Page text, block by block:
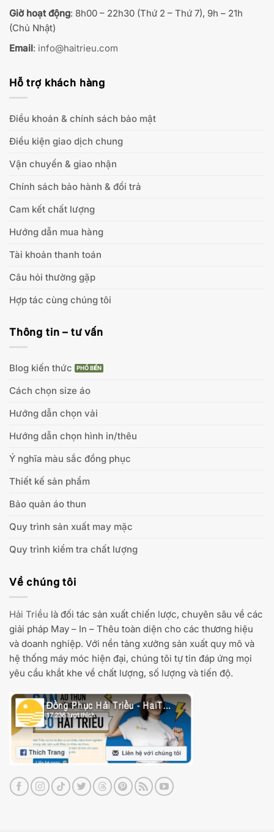
Giờ hoạt động: 8h00 – 22h30 (Thứ 2 – Thứ 7), 9h – 21h
(Chủ Nhật)
Email: info@haitrieu.com
Hỗ trợ khách hàng
Điều khoản & chính sách bảo mật
Điều kiện giao dịch chung
Vận chuyển & giao nhận
Chính sách bảo hành & đổi trả
Cam kết chất lượng
Hướng dẫn mua hàng
Tài khoản thanh toán
Câu hỏi thường gặp
Hợp tác cùng chúng tôi
Thông tin – tư vấn
Blog kiến thức
Cách chọn size áo
Hướng dẫn chọn vải
Hướng dẫn chọn hình in/thêu
Ý nghĩa màu sắc đồng phục
Thiết kế sản phẩm
Bảo quản áo thun
Quy trình sản xuất may mặc
Quy trình kiểm tra chất lượng
Về chúng tôi
Hải Triều là đối tác sản xuất chiến lược, chuyên sâu về các
giải pháp May – In – Thêu toàn diện cho các thương hiệu
và doanh nghiệp. Với nền tảng xưởng sản xuất quy mô và
hệ thống máy móc hiện đại, chúng tôi tự tin đáp ứng mọi
yêu cầu khắt khe về chất lượng, số lượng và tiến độ.